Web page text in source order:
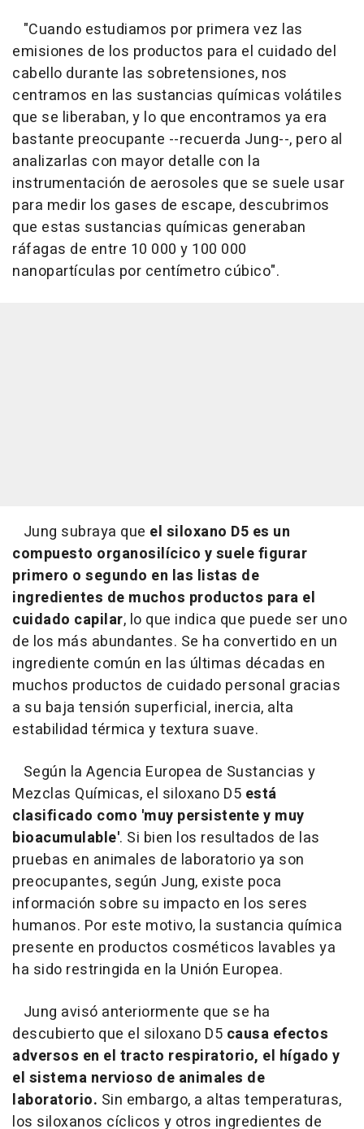
"Cuando estudiamos por primera vez las
emisiones de los productos para el cuidado del
cabello durante las sobretensiones, nos
centramos en las sustancias químicas volátiles
que se liberaban, y lo que encontramos ya era
bastante preocupante --recuerda Jung--, pero al
analizarlas con mayor detalle con la
instrumentación de aerosoles que se suele usar
para medir los gases de escape, descubrimos
que estas sustancias químicas generaban
ráfagas de entre 10 000 y 100 000
nanopartículas por centímetro cúbico".
Jung subraya que el siloxano D5 es un
compuesto organosilícico y suele figurar
primero o segundo en las listas de
ingredientes de muchos productos para el
cuidado capilar, lo que indica que puede ser uno
de los más abundantes. Se ha convertido en un
ingrediente común en las últimas décadas en
muchos productos de cuidado personal gracias
a su baja tensión superficial, inercia, alta
estabilidad térmica y textura suave.
Según la Agencia Europea de Sustancias y
Mezclas Químicas, el siloxano D5 está
clasificado como 'muy persistente y muy
bioacumulable'. Si bien los resultados de las
pruebas en animales de laboratorio ya son
preocupantes, según Jung, existe poca
información sobre su impacto en los seres
humanos. Por este motivo, la sustancia química
presente en productos cosméticos lavables ya
ha sido restringida en la Unión Europea.
Jung avisó anteriormente que se ha
descubierto que el siloxano D5 causa efectos
adversos en el tracto respiratorio, el hígado y
el sistema nervioso de animales de
laboratorio. Sin embargo, a altas temperaturas,
los siloxanos cíclicos y otros ingredientes de